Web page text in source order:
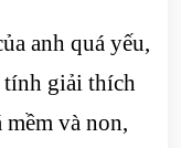
anh quá yếu,
tính giải thích
và non,